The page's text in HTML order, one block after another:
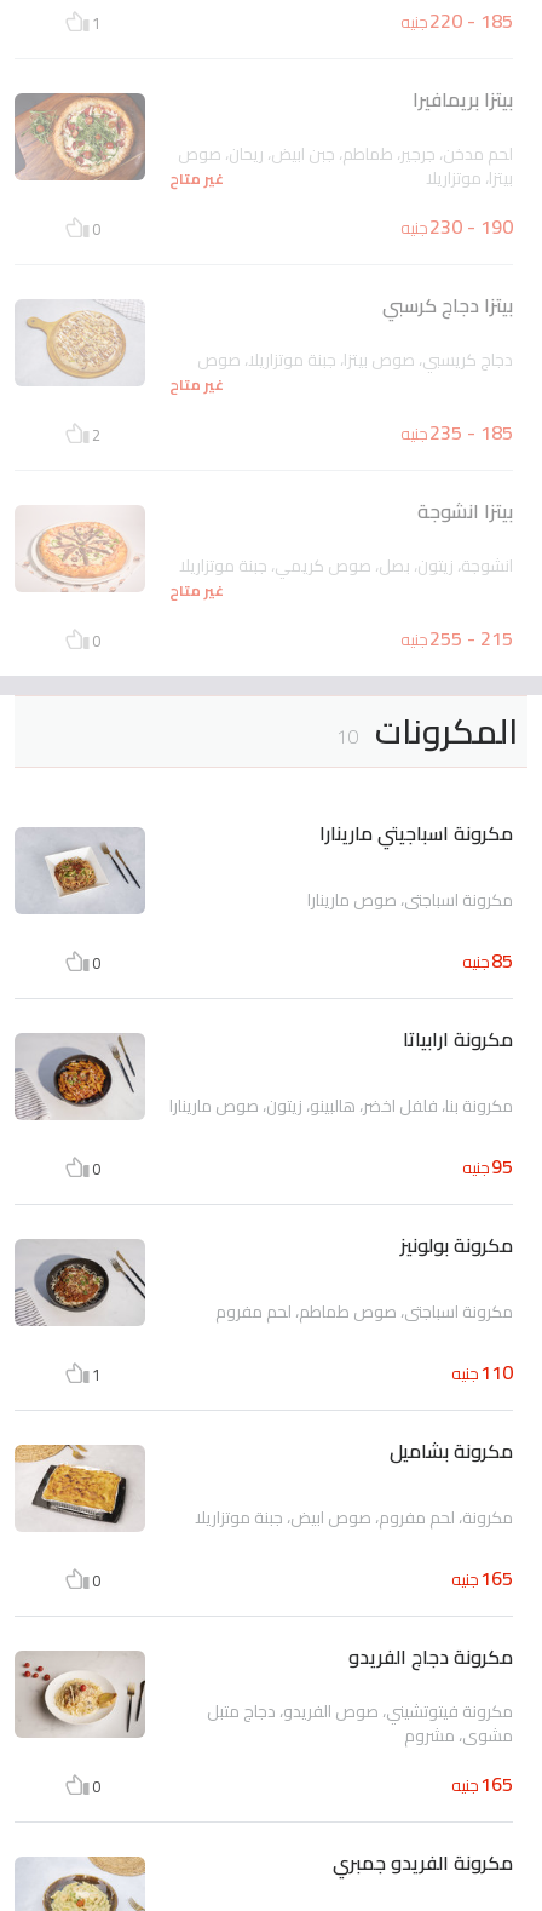
185 - 220 جنيه 1
بيتزا بريمافيرا
لحم مدخن، جرجير، طماطم، جبن ابيض، ريحان، صوص
بيتزا، موتزاريلا غير متاح
190 - 230 جنيه 0
بيتزا دجاج كرسبي
دجاج كريسبي، صوص بيتزا، جبنة موتزاريلا، صوص
غير متاح
185 - 235 جنيه 2
بيتزا انشوجة
انشوجة، زيتون، بصل، صوص كريمي، جبنة موتزاريلا
غير متاح
215 - 255 جنيه 0
المكرونات 10
مكرونة اسباجيتي مارينارا
مكرونة اسباجتي، صوص مارينارا
85جنيه 0
مكرونة ارابياتا
مكرونة بنا، فلفل اخضر، هالبينو، زيتون، صوص مارينارا
95جنيه 0
مكرونة بولونيز
مكرونة اسباجتي، صوص طماطم، لحم مفروم
110جنيه 1
مكرونة بشاميل
مكرونة، لحم مفروم، صوص ابيض، جبنة موتزاريلا
165جنيه 0
مكرونة دجاج الفريدو
مكرونة فيتوتشيني، صوص الفريدو، دجاج متبل
مشوي، مشروم
165جنيه 0
مكرونة الفريدو جمبري